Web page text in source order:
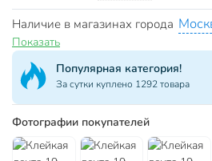
Наличие в магазинах города
Показать
Популярная категория!
За сутки куплено 1292 товара
Фотографии покупателей